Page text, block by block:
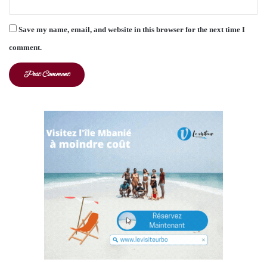
Save my name, email, and website in this browser for the next time I
comment.